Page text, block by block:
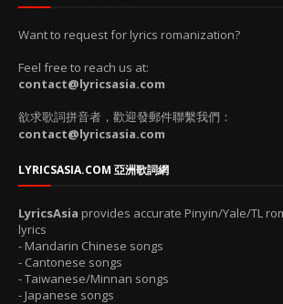
Want to request for lyrics romanization?
Feel free to reach us at:
contact@lyricsasia.com
欲求歌詞拼音者，歡迎發郵件聯繫我們：
contact@lyricsasia.com
LYRICSASIA.COM 亞洲歌詞網
LyricsAsia provides accurate Pinyin/Yale/TL
lyrics
- Mandarin Chinese songs
- Cantonese songs
- Taiwanese/Minnan songs
- Japanese songs